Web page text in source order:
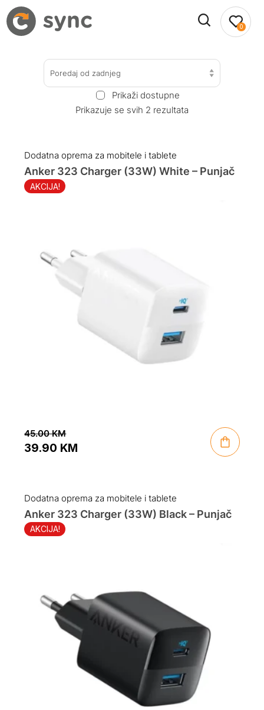
0
Poredaj od zadnjeg
Prikaži dostupne
Prikazuje se svih 2 rezultata
Dodatna oprema za mobitele i tablete
AKCIJA!
Anker 323 Charger (33W) White – Punjač
45.00KM
was:
45.00 KM.
39.90 KM
is:
39.90 KM.
Dodatna oprema za mobitele i tablete
AKCIJA!
Anker 323 Charger (33W) Black – Punjač